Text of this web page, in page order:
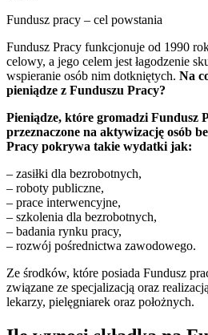
Fundusz pracy – cel powstania
Fundusz Pracy funkcjonuje od 1990
celowy, a jego celem jest łagodzenie
wspieranie osób nim dotkniętych. Na
pieniądze z Funduszu Pracy?
Pieniądze, które gromadzi Fundusz
przeznaczone na aktywizację osób
Pracy pokrywa takie wydatki jak:
– zasiłki dla bezrobotnych,
– roboty publiczne,
– prace interwencyjne,
– szkolenia dla bezrobotnych,
– badania rynku pracy,
– rozwój pośrednictwa zawodowego.
Ze środków, które posiada Fundusz
związane ze specjalizacją oraz
lekarzy, pielęgniarek oraz położnych.